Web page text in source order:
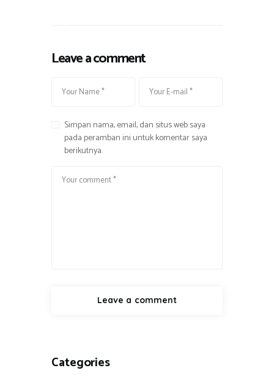
Leave a comment
Simpan nama, email, dan situs web saya
pada peramban ini untuk komentar saya
berikutnya.
Categories